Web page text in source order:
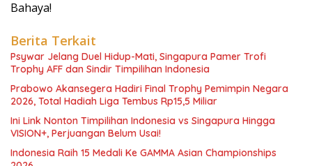
Bahaya!
Berita Terkait
Psywar Jelang Duel Hidup-Mati, Singapura Pamer Trofi
Trophy AFF dan Sindir Timpilihan Indonesia
Prabowo Akansegera Hadiri Final Trophy Pemimpin Negara
2026, Total Hadiah Liga Tembus Rp15,5 Miliar
Ini Link Nonton Timpilihan Indonesia vs Singapura Hingga
VISION+, Perjuangan Belum Usai!
Indonesia Raih 15 Medali Ke GAMMA Asian Championships